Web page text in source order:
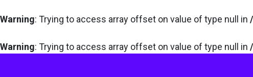
Warning: Trying to access array offset on value of type null in
Warning: Trying to access array offset on value of type null in